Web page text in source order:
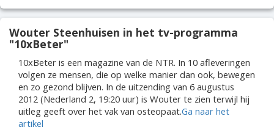
Wouter Steenhuisen in het tv-programma
"10xBeter"
10xBeter is een magazine van de NTR. In 10 afleveringen
volgen ze mensen, die op welke manier dan ook, bewegen
en zo gezond blijven. In de uitzending van 6 augustus
2012 (Nederland 2, 19:20 uur) is Wouter te zien terwijl hij
uitleg geeft over het vak van osteopaat.Ga naar het
artikel